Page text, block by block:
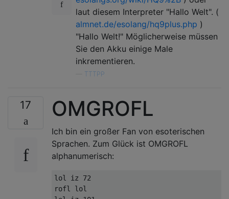
laut diesem Interpreter "Hallo Welt". (
almnet.de/esolang/hq9plus.php )
"Hallo Welt!" Möglicherweise müssen
Sie den Akku einige Male
inkrementieren.
TTTPP
17 OMGROFL
Ich bin ein großer Fan von esoterischen
Sprachen. Zum Glück ist OMGROFL
alphanumerisch:
lol iz 72
rofl lol